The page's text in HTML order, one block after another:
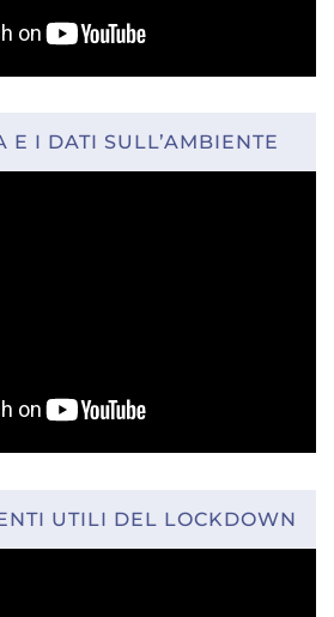
E I DATI SULL’AMBIENTE
UTILI DEL LOCKDOWN